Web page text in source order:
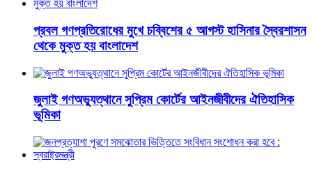
প্রবল গণপ্রতিরোধের মুখে চব্বিশের ৫ আগস্ট হাসিনার স্বৈরশাসন
থেকে মুক্ত হয় বাংলাদেশ
জুলাই গণঅভ্যুত্থানে সুপ্রিম কোর্টের আইনজীবীদের ঐতিহাসিক
ভূমিকা